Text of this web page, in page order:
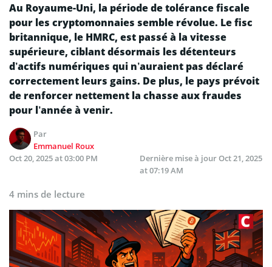
Au Royaume-Uni, la période de tolérance fiscale
pour les cryptomonnaies semble révolue. Le fisc
britannique, le HMRC, est passé à la vitesse
supérieure, ciblant désormais les détenteurs
d’actifs numériques qui n’auraient pas déclaré
correctement leurs gains. De plus, le pays prévoit
de renforcer nettement la chasse aux fraudes
pour l’année à venir.
Par
Emmanuel Roux
Oct 20, 2025 at 03:00 PM
Dernière mise à jourOct 21, 2025
at 07:19 AM
4 mins de lecture